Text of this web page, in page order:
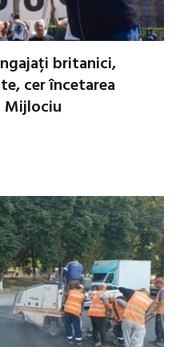
britanici,
cer încetarea
Mijlociu